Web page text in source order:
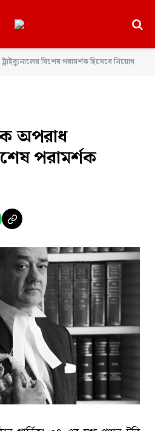
বিশেষ পরামর্শক হিসেবে নিয়োগ
অপরাধ
পরামর্শক